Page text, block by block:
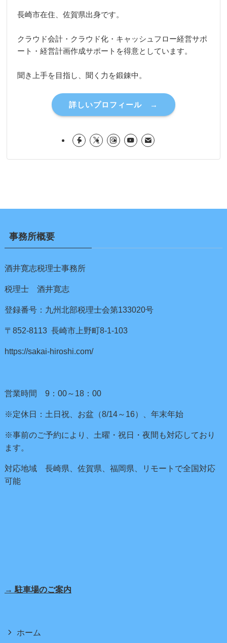
長崎市在住、佐賀県出身です。
クラウド会計・クラウド化・キャッシュフロー経営サポ
ート・経営計画作成サポートを得意としています。
聞き上手を目指し、聞く力を鍛錬中。
詳しいプロフィール →
事務所概要
酒井寛志税理士事務所
税理士 酒井寛志
登録番号：九州北部税理士会第133020号
〒852-8113 長崎市上野町8-1-103
https://sakai-hiroshi.com/
営業時間 9：00～18：00
※定休日：土日祝、お盆（8/14～16）、年末年始
※事前のご予約により、土曜・祝日・夜間も対応しており
ます。
対応地域 長崎県、佐賀県、福岡県、リモートで全国対応
可能
→ 駐車場のご案内
ホーム